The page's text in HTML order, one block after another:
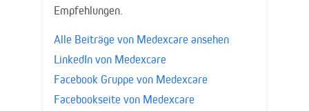
Empfehlungen.
Alle Beiträge von Medexcare ansehen
LinkedIn von Medexcare
Facebook Gruppe von Medexcare
Facebookseite von Medexcare